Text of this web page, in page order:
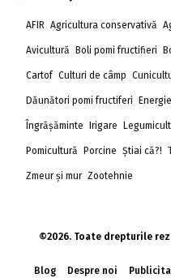
AFIR Agricultura conservativă
Avicultură Boli pomi fructifieri
Cartof Culturi de câmp
Dăunători pomi fructiferi
Îngrășăminte Irigare
Pomicultură Porcine Știai că?!
Zmeur și mur Zootehnie
©2026. Toate drepturile
Blog Despre noi